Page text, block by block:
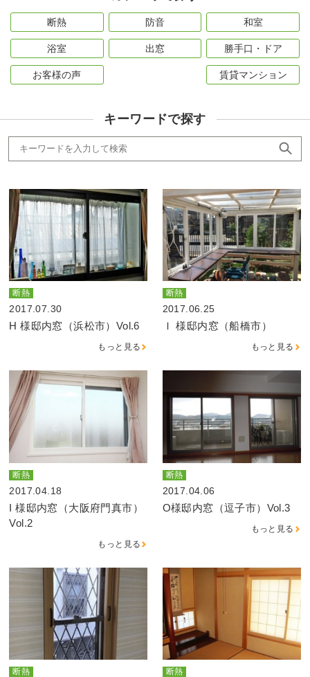
断熱 防音 和室
浴室 出窓 勝手口・ドア
お客様の声 賃貸マンション
キーワードで探す
断熱
2017.07.30
H 様邸内窓（浜松市）Vol.6
もっと見る
断熱
2017.06.25
Ｉ 様邸内窓（船橋市）
もっと見る
断熱
2017.04.18
I 様邸内窓（大阪府門真市）
Vol.2
もっと見る
断熱
2017.04.06
O様邸内窓（逗子市）Vol.3
もっと見る
断熱 断熱